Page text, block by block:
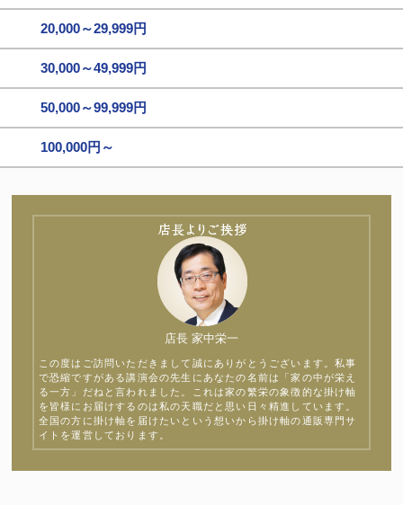
20,000～29,999円
30,000～49,999円
50,000～99,999円
100,000円～
店長 家中栄一
この度はご訪問いただきまして誠にありがとうございます。私事
で恐縮ですがある講演会の先生にあなたの名前は「家の中が栄え
る一方」だねと言われました。これは家の繁栄の象徴的な掛け軸
を皆様にお届けするのは私の天職だと思い日々精進しています。
全国の方に掛け軸を届けたいという想いから掛け軸の通販専門サ
イトを運営しております。